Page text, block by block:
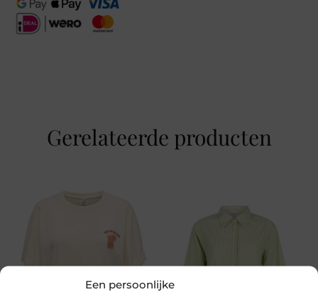
Een persoonlijke
De voorkant is afgewerkt met opgestikte zakken.
Je draagt deze spijkerbroek gemakkelijk tijdens je
8681108167158, 8681108167172, 8681108167196,
8681108167219, 8681108167233, 8681108167257,
Cup Of Joe
Gerelateerde producten